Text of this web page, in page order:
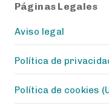
Páginas Legales
Aviso legal
Política de
Política de cookies